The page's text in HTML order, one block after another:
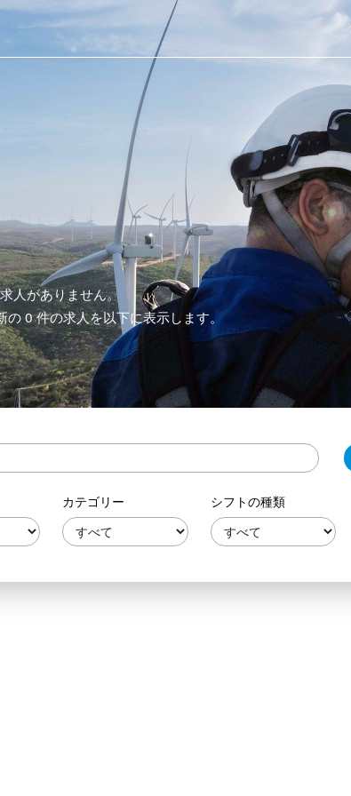
人がありません。
の 0 件の求人を以下に表示します。
カテゴリー シフトの種類